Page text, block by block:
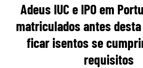
Adeus IUC e IPO em
matriculados antes
ficar isentos se
requisitos